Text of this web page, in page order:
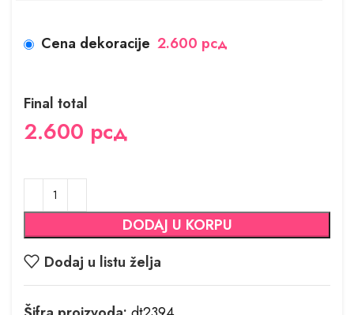
Cena dekoracije 2.600 рсд
Final total
2.600 рсд
DODAJ U KORPU
Dodaj u listu želja